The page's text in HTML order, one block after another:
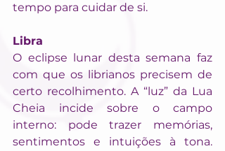
tempo para cuidar de si.
Libra
O eclipse lunar desta semana faz
com que os librianos precisem de
certo recolhimento. A “luz” da Lua
Cheia incide sobre o campo
interno: pode trazer memórias,
sentimentos e intuições à tona.